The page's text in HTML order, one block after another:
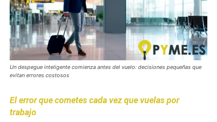
Un despegue inteligente comienza antes del vuelo: decisiones pequeñas que
evitan errores costosos
El error que cometes cada vez que vuelas por
trabajo